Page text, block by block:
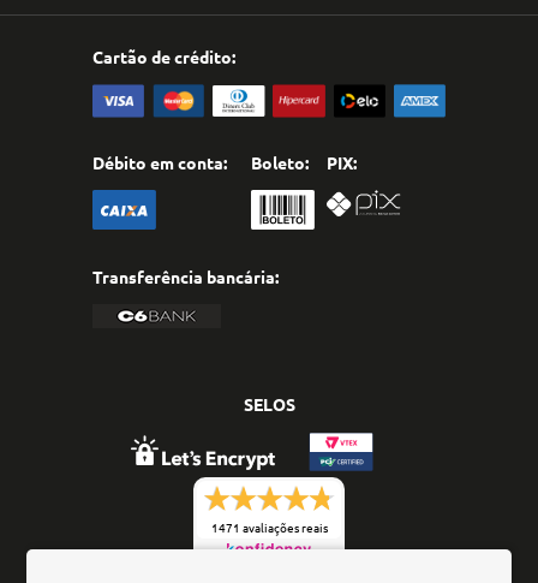
Cartão de crédito:
Débito em conta: Boleto: PIX:
Transferência bancária:
SELOS
1471 avaliações reais